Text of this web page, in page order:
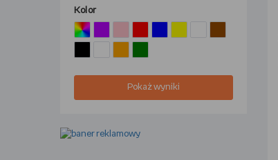
Kolor
Pokaż wyniki